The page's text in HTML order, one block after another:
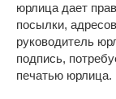
юрлица дает
посылки,
руководитель
подпись,
печатью юрлица.